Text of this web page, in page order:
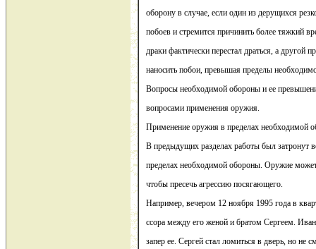
оборону в случае, если один из дерущихся
побоев и стремится причинить более тяжкий
драки фактически перестал драться, а другой
наносить побои, превышая пределы
Вопросы необходимой обороны и ее
вопросами применения оружия.
Применение оружия в пределах необходимой
В предыдущих разделах работы был затронут
пределах необходимой обороны. Оружие
чтобы пресечь агрессию посягающего.
Например, вечером 12 ноября 1995 года в
ссора между его женой и братом Сергеем.
запер ее. Сергей стал ломиться в дверь, но не